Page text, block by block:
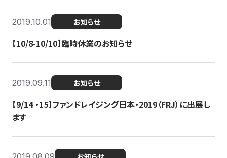
2019.10.01 お知らせ
【10/8-10/10】臨時休業のお知らせ
2019.09.11 お知らせ
【9/14 ・15】ファンドレイジング日本・2019（FRJ）に出展し
ます